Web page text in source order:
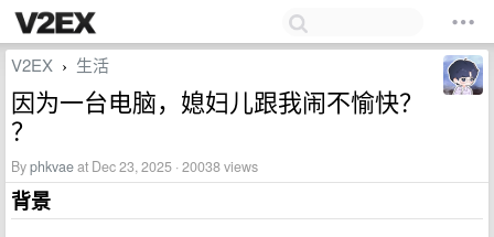
V2EX › 生活
因为一台电脑，媳妇儿跟我闹不愉快？
？
Byphkvaeat Dec 23, 2025 · 20038 views
背景